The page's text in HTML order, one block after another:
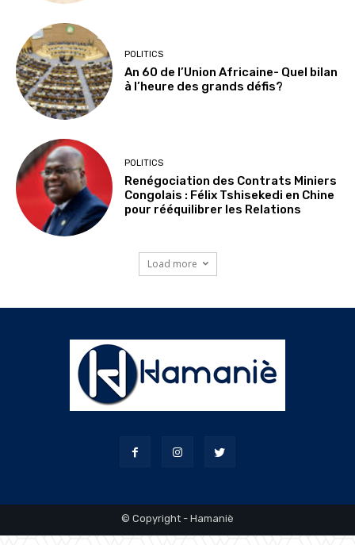
POLITICS
An 60 de l’Union Africaine- Quel bilan
à l’heure des grands défis?
POLITICS
Renégociation des Contrats Miniers
Congolais : Félix Tshisekedi en Chine
pour rééquilibrer les Relations
Load more
© Copyright - Hamaniè